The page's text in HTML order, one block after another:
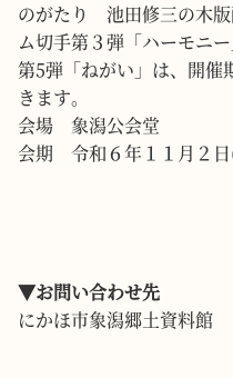
のがたり 池田修三の木版
ム切手第３弾「ハーモニ
第5弾「ねがい」は、開催
きます。
会場 象潟公会堂
会期 令和６年１１月２
▼お問い合わせ先
にかほ市象潟郷土資料